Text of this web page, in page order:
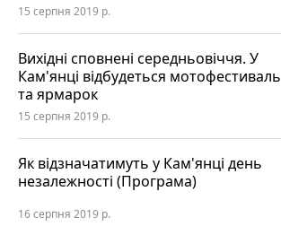
15 серпня 2019 р.
Вихідні сповнені середньовіччя. У
Кам'янці відбудеться мотофестиваль
та ярмарок
15 серпня 2019 р.
Як відзначатимуть у Кам'янці день
незалежності (Програма)
16 серпня 2019 р.